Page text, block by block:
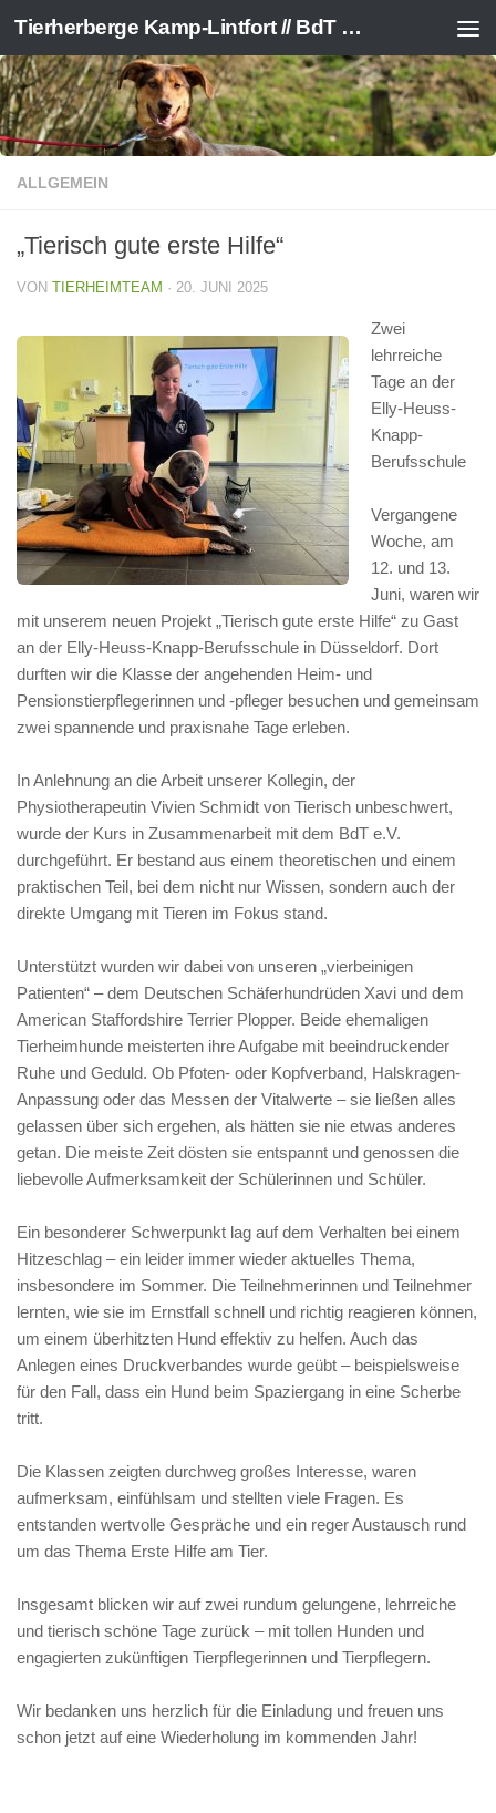
Zum Inhalt springen Tierherberge Kamp-Lintfort // BdT e.V.
ALLGEMEIN
„Tierisch gute erste Hilfe“
VON TIERHEIMTEAM · 20. JUNI 2025
Zwei
lehrreiche
Tage an der
Elly-Heuss-
Knapp-
Berufsschule
Vergangene
Woche, am
12. und 13.
Juni, waren wir
mit unserem neuen Projekt „Tierisch gute erste Hilfe“ zu Gast
an der Elly-Heuss-Knapp-Berufsschule in Düsseldorf. Dort
durften wir die Klasse der angehenden Heim- und
Pensionstierpflegerinnen und -pfleger besuchen und gemeinsam
zwei spannende und praxisnahe Tage erleben.
In Anlehnung an die Arbeit unserer Kollegin, der
Physiotherapeutin Vivien Schmidt von Tierisch unbeschwert,
wurde der Kurs in Zusammenarbeit mit dem BdT e.V.
durchgeführt. Er bestand aus einem theoretischen und einem
praktischen Teil, bei dem nicht nur Wissen, sondern auch der
direkte Umgang mit Tieren im Fokus stand.
Unterstützt wurden wir dabei von unseren „vierbeinigen
Patienten“ – dem Deutschen Schäferhundrüden Xavi und dem
American Staffordshire Terrier Plopper. Beide ehemaligen
Tierheimhunde meisterten ihre Aufgabe mit beeindruckender
Ruhe und Geduld. Ob Pfoten- oder Kopfverband, Halskragen-
Anpassung oder das Messen der Vitalwerte – sie ließen alles
gelassen über sich ergehen, als hätten sie nie etwas anderes
getan. Die meiste Zeit dösten sie entspannt und genossen die
liebevolle Aufmerksamkeit der Schülerinnen und Schüler.
Ein besonderer Schwerpunkt lag auf dem Verhalten bei einem
Hitzeschlag – ein leider immer wieder aktuelles Thema,
insbesondere im Sommer. Die Teilnehmerinnen und Teilnehmer
lernten, wie sie im Ernstfall schnell und richtig reagieren können,
um einem überhitzten Hund effektiv zu helfen. Auch das
Anlegen eines Druckverbandes wurde geübt – beispielsweise
für den Fall, dass ein Hund beim Spaziergang in eine Scherbe
tritt.
Die Klassen zeigten durchweg großes Interesse, waren
aufmerksam, einfühlsam und stellten viele Fragen. Es
entstanden wertvolle Gespräche und ein reger Austausch rund
um das Thema Erste Hilfe am Tier.
Insgesamt blicken wir auf zwei rundum gelungene, lehrreiche
und tierisch schöne Tage zurück – mit tollen Hunden und
engagierten zukünftigen Tierpflegerinnen und Tierpflegern.
Wir bedanken uns herzlich für die Einladung und freuen uns
schon jetzt auf eine Wiederholung im kommenden Jahr!